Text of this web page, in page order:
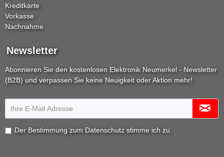
Kreditkarte
Vorkasse
Nachnahme
Newsletter
Abonnieren Sie den kostenlosen Elektronik Neumerkel - Newsletter
(B2B) und verpassen Sie keine Neuigkeit oder Aktion mehr!
Der Bestimmung zum Datenschutz stimme ich zu.